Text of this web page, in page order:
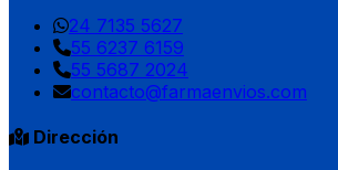
24 7135 5627
55 6237 6159
55 5687 2024
contacto@farmaenvios.com
Dirección